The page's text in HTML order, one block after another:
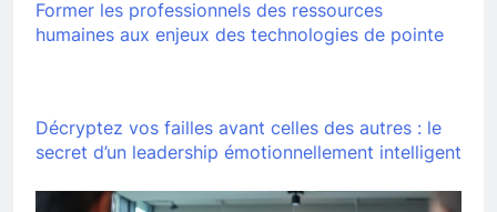
Former les professionnels des ressources
humaines aux enjeux des technologies de pointe
Décryptez vos failles avant celles des autres : le
secret d’un leadership émotionnellement intelligent